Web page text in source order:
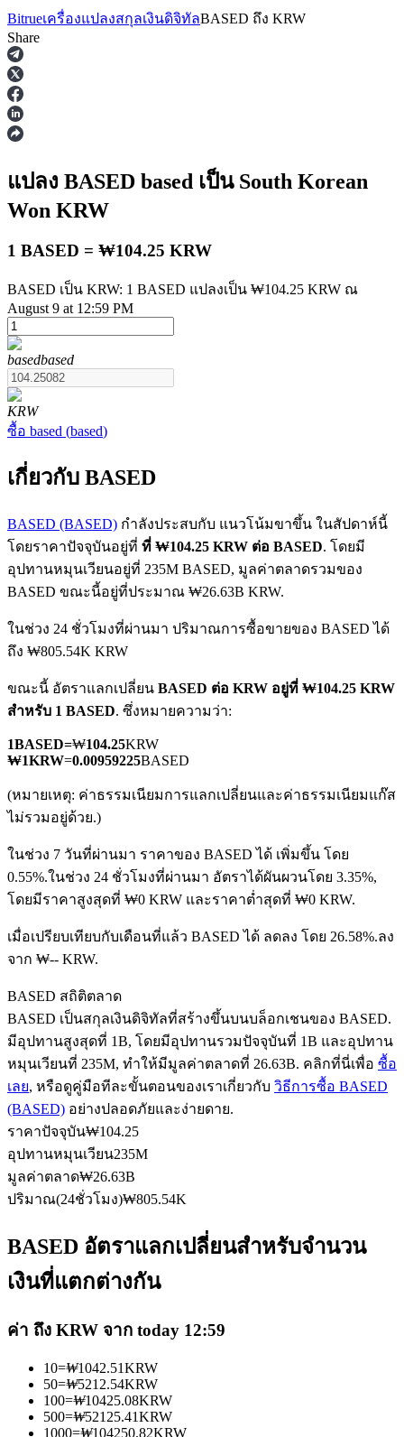
ฟิวเจอร์ส
ฟิวเจอร์สที่ใช้ USDT เป็นหลักประกัน
ฟิวเจอร์ส COIN-M
ฟิวเจอร์สสกุลเงินดิจิทัล
TradFi
อนุพันธ์ของหุ้น ฟอเร็กซ์ โลหะมีค่า และสินค้าโภคภัณฑ์
ฟิวเจอร์ส USDC
คัดลอกการซื้อขาย
เข้าร่วมกับเทรดเดอร์ชั้นนำ
เป็นเทรดเดอร์คัดลอก
เพลิดเพลินกับการแบ่งปันผลกำไรและค่าคอมมิชชั่นการคัด
ลอกการซื้อขาย
Bitrueเครื่องแปลงสกุลเงินดิจิทัลBASED ถึง KRW
Share
แปลง BASED based เป็น South Korean
Won KRW
1 BASED = ₩104.25 KRW
BASED เป็น KRW: 1 BASED แปลงเป็น ₩104.25 KRW ณ
August 9 at 12:59 PM
basedbased
KRW
ซื้อ based (based)
เกี่ยวกับ BASED
BASED (BASED) กำลังประสบกับ แนวโน้มขาขึ้น ในสัปดาห์นี้
โดยราคาปัจจุบันอยู่ที่ ที่ ₩104.25 KRW ต่อ BASED. โดยมี
อุปทานหมุนเวียนอยู่ที่ 235M BASED, มูลค่าตลาดรวมของ
BASED ขณะนี้อยู่ที่ประมาณ ₩26.63B KRW.
ในช่วง 24 ชั่วโมงที่ผ่านมา ปริมาณการซื้อขายของ BASED ได้
ถึง ₩805.54K KRW
ขณะนี้ อัตราแลกเปลี่ยน BASED ต่อ KRW อยู่ที่ ₩104.25 KRW
สำหรับ 1 BASED. ซึ่งหมายความว่า:
1BASED=₩104.25KRW
₩1KRW=0.00959225BASED
(หมายเหตุ: ค่าธรรมเนียมการแลกเปลี่ยนและค่าธรรมเนียมแก๊ส
ไม่รวมอยู่ด้วย.)
ในช่วง 7 วันที่ผ่านมา ราคาของ BASED ได้ เพิ่มขึ้น โดย
0.55%.ในช่วง 24 ชั่วโมงที่ผ่านมา อัตราได้ผันผวนโดย 3.35%,
โดยมีราคาสูงสุดที่ ₩0 KRW และราคาต่ำสุดที่ ₩0 KRW.
เมื่อเปรียบเทียบกับเดือนที่แล้ว BASED ได้ ลดลง โดย 26.58%.ลง
จาก ₩-- KRW.
BASED สถิติตลาด
BASED เป็นสกุลเงินดิจิทัลที่สร้างขึ้นบนบล็อกเชนของ BASED.
มีอุปทานสูงสุดที่ 1B, โดยมีอุปทานรวมปัจจุบันที่ 1B และอุปทาน
หมุนเวียนที่ 235M, ทำให้มีมูลค่าตลาดที่ 26.63B. คลิกที่นี่เพื่อ ซื้อ
เลย, หรือดูคู่มือทีละขั้นตอนของเราเกี่ยวกับ วิธีการซื้อ BASED
(BASED) อย่างปลอดภัยและง่ายดาย.
ราคาปัจจุบัน₩104.25
อุปทานหมุนเวียน235M
มูลค่าตลาด₩26.63B
ปริมาณ(24ชั่วโมง)₩805.54K
BASED อัตราแลกเปลี่ยนสำหรับจำนวน
เงินที่แตกต่างกัน
ค่า ถึง KRW จาก today 12:59
10=₩1042.51KRW
50=₩5212.54KRW
100=₩10425.08KRW
500=₩52125.41KRW
1000=₩104250.82KRW